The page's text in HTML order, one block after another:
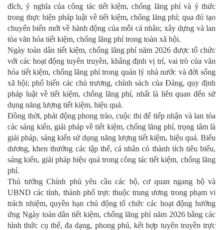
đích, ý nghĩa của công tác tiết kiệm, chống lãng phí và ý thức
trong thực hiện pháp luật về tiết kiệm, chống lãng phí; qua đó tạo
chuyển biến mới về hành động của mỗi cá nhân; xây dựng và lan
tỏa văn hóa tiết kiệm, chống lãng phí trong toàn xã hội.
Ngày toàn dân tiết kiệm, chống lãng phí năm 2026 được tổ chức
với các hoạt động tuyên truyền, khẳng định vị trí, vai trò của văn
hóa tiết kiệm, chống lãng phí trong quản lý nhà nước và đời sống
xã hội; phổ biến các chủ trương, chính sách của Đảng, quy định
pháp luật về tiết kiệm, chống lãng phí, nhất là liên quan đến sử
dụng năng lượng tiết kiệm, hiệu quả.
Đồng thời, phát động phong trào, cuộc thi để tiếp nhận và lan tỏa
các sáng kiến, giải pháp về tiết kiệm, chống lãng phí, trọng tâm là
giải pháp, sáng kiến sử dụng năng lượng tiết kiệm, hiệu quả. Biểu
dương, khen thưởng các tập thể, cá nhân có thành tích tiêu biểu,
sáng kiến, giải pháp hiệu quả trong công tác tiết kiệm, chống lãng
phí.
Thủ tướng Chính phủ yêu cầu các bộ, cơ quan ngang bộ và
UBND các tỉnh, thành phố trực thuộc trung ương trong phạm vi
trách nhiệm, quyền hạn chủ động tổ chức các hoạt động hưởng
ứng Ngày toàn dân tiết kiệm, chống lãng phí năm 2026 bằng các
hình thức cụ thể, đa dạng, phong phú, kết hợp tuyên truyền trực